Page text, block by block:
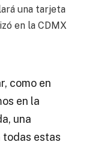
una tarjeta
en la CDMX
como en
en la
una
todas estas